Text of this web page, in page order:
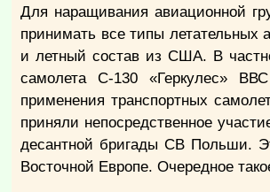
Для наращивания авиационной
принимать все типы летательных
и летный состав из США. В
самолета С-130 «Геркулес»
применения транспортных
приняли непосредственное
десантной бригады СВ Польши.
Восточной Европе. Очередное